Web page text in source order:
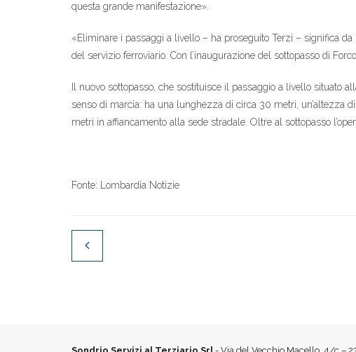
questa grande manifestazione».
«Eliminare i passaggi a livello – ha proseguito Terzi – significa
del servizio ferroviario. Con l’inaugurazione del sottopasso di
Il nuovo sottopasso, che sostituisce il passaggio a livello situato
senso di marcia: ha una lunghezza di circa 30 metri, un’altezza
metri in affiancamento alla sede stradale. Oltre al sottopasso
Fonte: Lombardia Notizie